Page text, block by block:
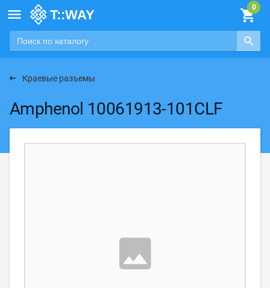

Краевые разъемы
Amphenol 10061913-101CLF